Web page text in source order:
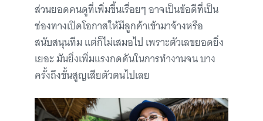
ส่วนยอดคนดูที่เพิ่มขึ้นเรื่อยๆ อาจเป็นข้อดีที่เป็น
ช่องทางเปิดโอกาสให้มีลูกค้าเข้ามาจ้างหรือ
สนับสนุนทีม แต่ก็ไม่เสมอไป เพราะตัวเลขยอดยิ่ง
เยอะ มันยิ่งเพิ่มแรงกดดันในการทำงานจน บาง
ครั้งถึงขั้นสูญเสียตัวตนไปเลย